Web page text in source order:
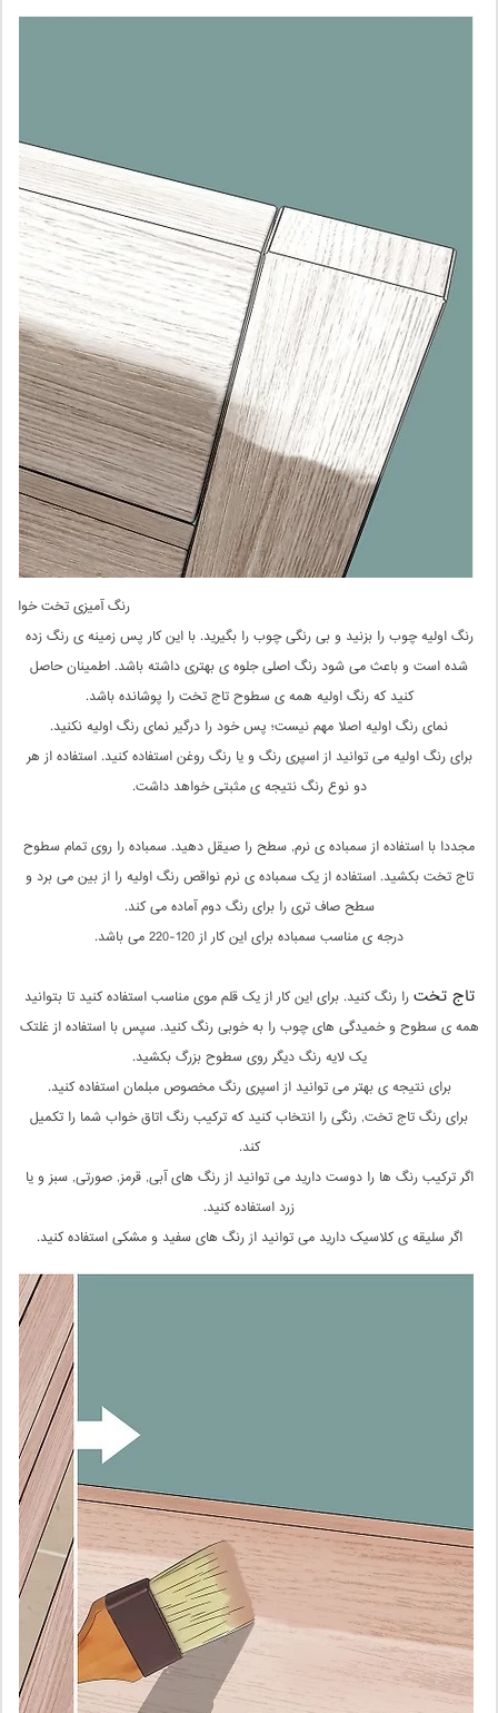
رنگ آمیزی تخت خواب
رنگ اولیه چوب را بزنید و بی رنگی چوب را بگیرید. با این کار پس زمینه ی رنگ زده
شده است و باعث می شود رنگ اصلی جلوه ی بهتری داشته باشد. اطمینان حاصل
کنید که رنگ اولیه همه ی سطوح تاج تخت را پوشانده باشد.
نمای رنگ اولیه اصلا مهم نیست؛ پس خود را درگیر نمای رنگ اولیه نکنید.
برای رنگ اولیه می توانید از اسپری رنگ و یا رنگ روغن استفاده کنید. استفاده از هر
دو نوع رنگ نتیجه ی مثبتی خواهد داشت.
مجددا با استفاده از سمباده ی نرم, سطح را صیقل دهید. سمباده را روی تمام سطوح
تاج تخت بکشید. استفاده از یک سمباده ی نرم نواقص رنگ اولیه را از بین می برد و
سطح صاف تری را برای رنگ دوم آماده می کند.
درجه ی مناسب سمباده برای این کار از 120-220 می باشد.
تاج تخترا رنگ کنید. برای این کار از یک قلم موی مناسب استفاده کنید تا بتوانید
همه ی سطوح و خمیدگی های چوب را به خوبی رنگ کنید. سپس با استفاده از غلتک
یک لایه رنگ دیگر روی سطوح بزرگ بکشید.
برای نتیجه ی بهتر می توانید از اسپری رنگ مخصوص مبلمان استفاده کنید.
برای رنگ تاج تخت, رنگی را انتخاب کنید که ترکیب رنگ اتاق خواب شما را تکمیل
کند.
اگر ترکیب رنگ ها را دوست دارید می توانید از رنگ های آبی, قرمز, صورتی, سبز و یا
زرد استفاده کنید.
اگر سلیقه ی کلاسیک دارید می توانید از رنگ های سفید و مشکی استفاده کنید.